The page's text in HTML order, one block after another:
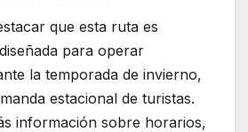
que esta ruta es
para operar
la temporada de invierno,
estacional de turistas.
información sobre horarios,